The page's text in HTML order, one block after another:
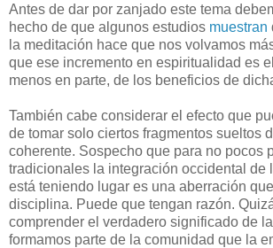
Antes de dar por zanjado este tema
hecho de que algunos estudios muestran
la meditación hace que nos volvamos
que ese incremento en espiritualidad es
menos en parte, de los beneficios de
También cabe considerar el efecto que
de tomar solo ciertos fragmentos sueltos
coherente. Sospecho que para no pocos
tradicionales la integración occidental de
está teniendo lugar es una aberración
disciplina. Puede que tengan razón.
comprender el verdadero significado de
formamos parte de la comunidad que la